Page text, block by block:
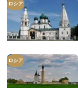
ロシア
ロシア